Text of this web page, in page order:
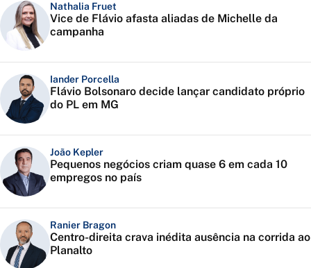
Nathalia Fruet
Vice de Flávio afasta aliadas de Michelle da
campanha
Iander Porcella
Flávio Bolsonaro decide lançar candidato próprio
do PL em MG
João Kepler
Pequenos negócios criam quase 6 em cada 10
empregos no país
Ranier Bragon
Centro-direita crava inédita ausência na corrida ao
Planalto